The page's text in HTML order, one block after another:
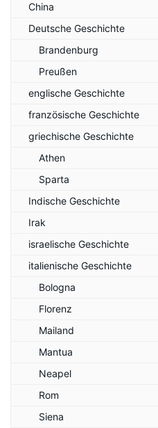
China
Deutsche Geschichte
Brandenburg
Preußen
englische Geschichte
französische Geschichte
griechische Geschichte
Athen
Sparta
Indische Geschichte
Irak
israelische Geschichte
italienische Geschichte
Bologna
Florenz
Mailand
Mantua
Neapel
Rom
Siena